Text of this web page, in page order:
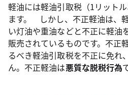
軽油には軽油引取税（1リット
ます。 しかし、不正軽油は、
い灯油や重油などと不正に軽油
販売されているものです。不正
るべき軽油引取税を不正に免れ
ん。不正軽油は悪質な脱税行為